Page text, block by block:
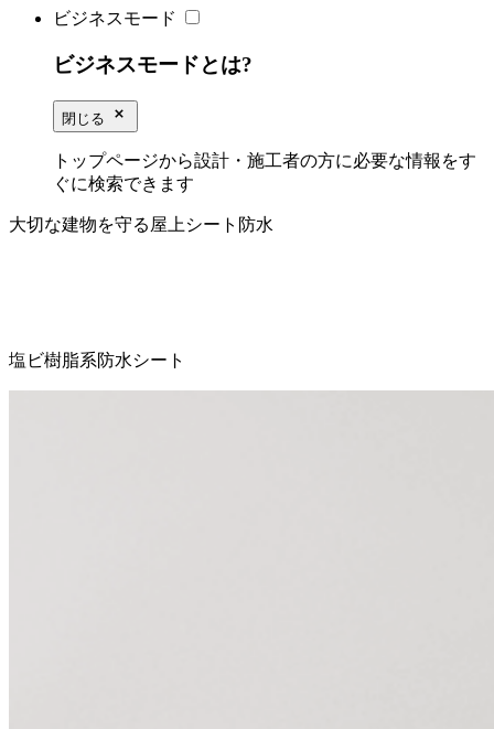
ビジネスモード
ビジネスモードとは?
閉じる close_small
トップページから設計・施工者の方に必要な情報をす
ぐに検索できます
大切な建物を守る屋上シート防水
塩ビ樹脂系防水シート